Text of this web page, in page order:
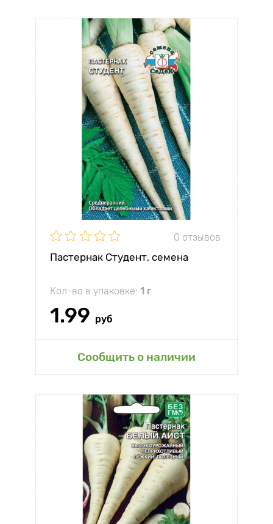
0 отзывов
Пастернак Студент, семена
Кол-во в упаковке: 1 г
1.99 руб
Сообщить о наличии